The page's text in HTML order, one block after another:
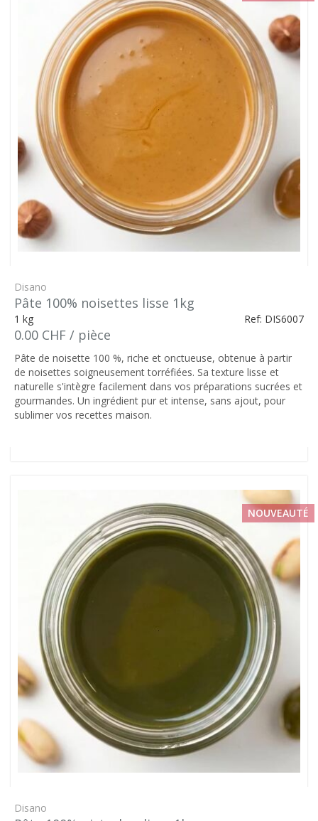
Disano
Pâte 100% noisettes lisse 1kg
1 kg Ref: DIS6007
0.00 CHF / pièce
Pâte de noisette 100 %, riche et onctueuse, obtenue à partir
de noisettes soigneusement torréfiées. Sa texture lisse et
naturelle s'intègre facilement dans vos préparations sucrées et
gourmandes. Un ingrédient pur et intense, sans ajout, pour
sublimer vos recettes maison.
NOUVEAUTÉ
Disano